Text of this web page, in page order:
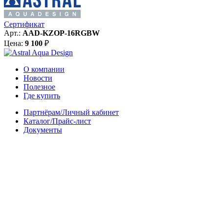
Сертификат
Арт.: AAD-KZOP-16RGBW
Цена: 9 100 ₽
О компании
Новости
Полезное
Где купить
Партнёрам/Личный кабинет
Каталог/Прайс-лист
Документы